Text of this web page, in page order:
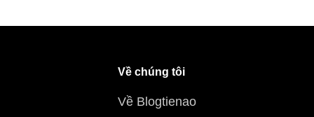
Về chúng tôi
Về Blogtienao